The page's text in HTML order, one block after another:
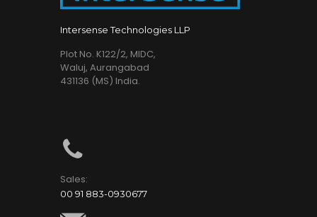
Intersense Technologies LLP
Plot No. K122/2, MIDC,
Waluj, Aurangabad
431136 (MS) India.
Sales:
00 91 883-0930677